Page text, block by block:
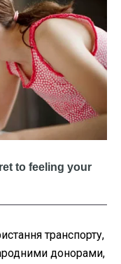
транспорту,
донорами,